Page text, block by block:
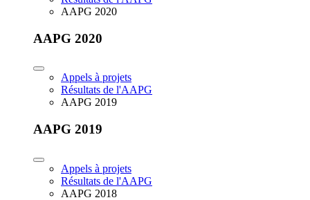
AAPG 2020
AAPG 2020
Appels à projets
Résultats de l'AAPG
AAPG 2019
AAPG 2019
Appels à projets
Résultats de l'AAPG
AAPG 2018